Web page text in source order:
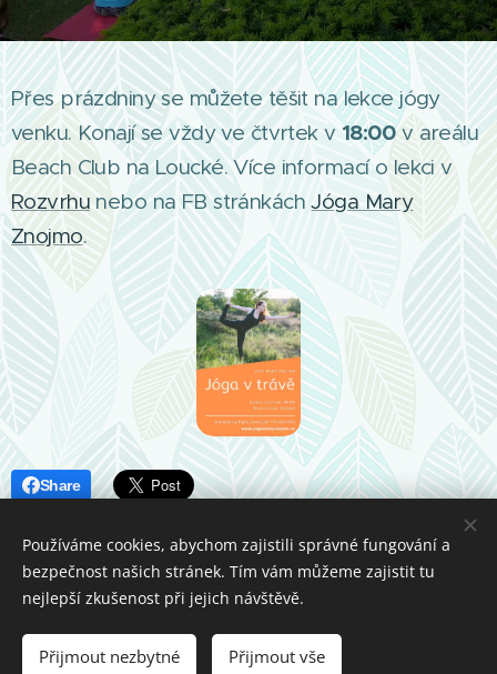
Přes prázdniny se můžete těšit na lekce jógy
venku. Konají se vždy ve čtvrtek v18:00v areálu
Beach Club na Loucké. Více informací o lekci v
Rozvrhunebo na FB stránkáchJóga Mary
Znojmo.
Share
Jóga Mary Znojmo
Vytvořeno službouWebnode
Používáme cookies, abychom zajistili správné fungování a
bezpečnost našich stránek. Tím vám můžeme zajistit tu
nejlepší zkušenost při jejich návštěvě.
Přijmout nezbytné Přijmout vše